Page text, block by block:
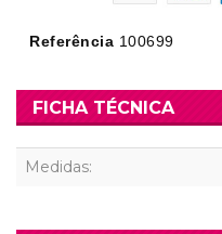
Referência 100699
FICHA TÉCNICA
Medidas: